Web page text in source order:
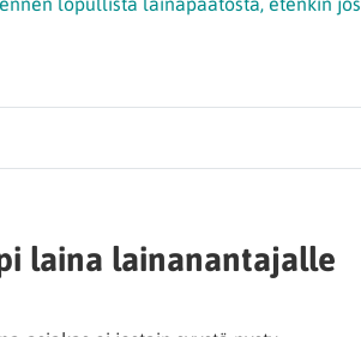
laina lainanantajalle